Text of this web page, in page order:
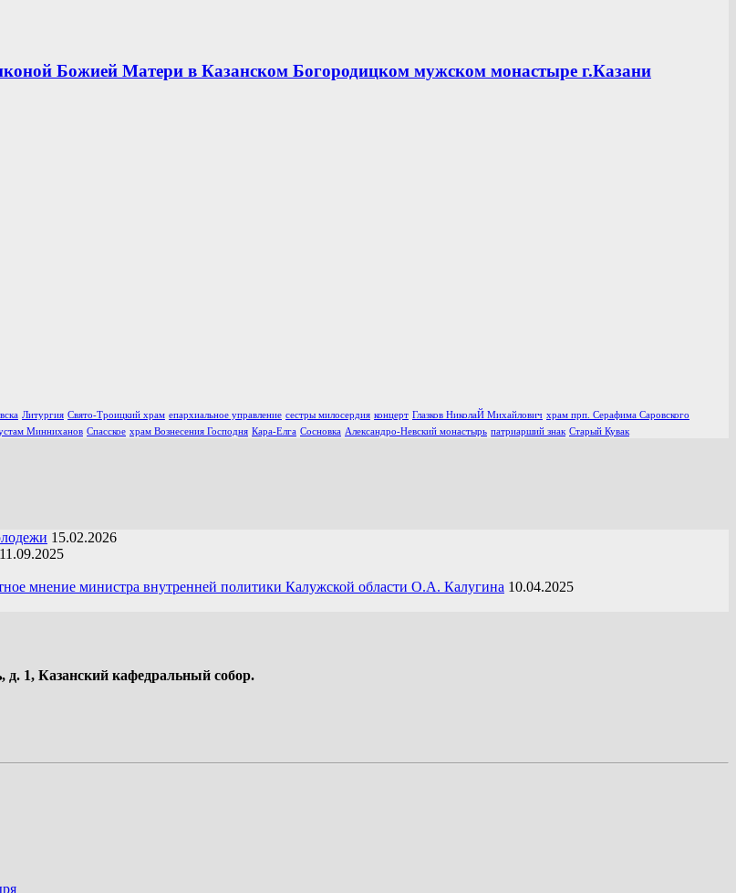
Божией Матери в Казанском Богородицком мужском монастыре г.Казани
Литургия Свято-Троицкий храм епархиальное управление сестры милосердия концерт Глазков НиколаЙ Михайлович храм прп. Серафима Саровского
Минниханов Спасское храм Вознесения Господня Кара-Елга Сосновка Александро-Невский монастырь патриарший знак Старый Кувак
15.02.2026
11.09.2025
мнение министра внутренней политики Калужской области О.А. Калугина 10.04.2025
д. 1, Казанский кафедральный собор.